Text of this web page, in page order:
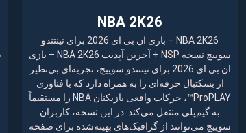
NBA 2K26
NBA 2K26 – بازی ان بی ای 2026 برای نینتندو
سوییچ نسخه NSP + آخرین آپدیت NBA 2K26 – بازی
ان بی ای 2026 برای نینتندو سوییچ، تجربه‌ای بی‌نظیر
از بسکتبال حرفه‌ای را به همراه دارد که با فناوری
ProPLAY™، حرکات واقعی بازیکنان NBA را مستقیماً
به گیم‌پلی منتقل می‌کند. در این نسخه، کاربران
سوییچ می‌توانند از گرافیک‌های بهینه‌شده برای صفحه